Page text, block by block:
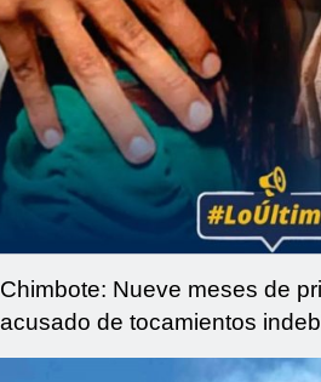
Chimbote: Nueve meses de
acusado de tocamientos